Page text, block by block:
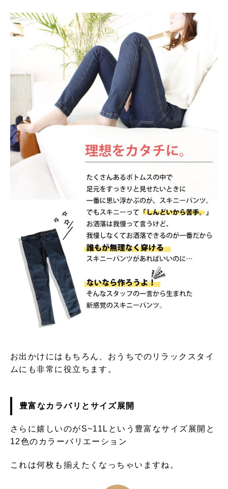
お出かけにはもちろん、おうちでのリラックスタイ
ムにも非常に役立ちます。
豊富なカラバリとサイズ展開
さらに嬉しいのがS~11Lという豊富なサイズ展開と
12色のカラーバリエーション
これは何枚も揃えたくなっちゃいますね。